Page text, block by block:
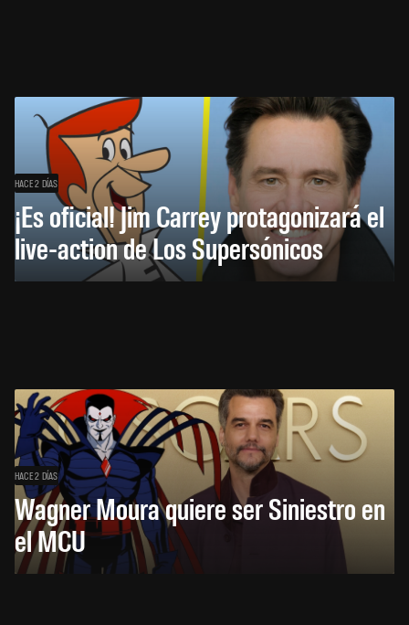
HACE 2 DÍAS
¡Es oficial! Jim Carrey protagonizará el
live-action de Los Supersónicos
HACE 2 DÍAS
Wagner Moura quiere ser Siniestro en
el MCU